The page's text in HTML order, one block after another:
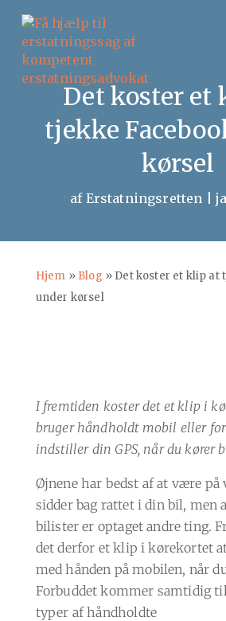
Det koster et
tjekke
kørsel
af Erstatningsretten
Hjem » Blog » Det koster et klip at
under kørsel
I fremtiden koster det et klip i
bruger håndholdt mobil eller
indstiller din GPS, når du kører
Øjnene har bedst af at være på
sidder bag rattet i din bil, men
bilister er optaget andre ting.
det derfor et klip i kørekortet
med hånden på mobilen, når
Forbuddet kommer samtidig
typer af håndholdte